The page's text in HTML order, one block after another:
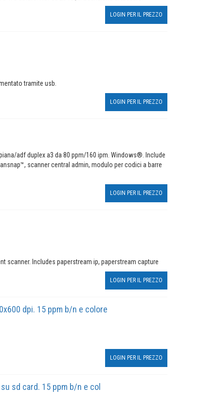
LOGIN PER IL PREZZO
tramite usb.
LOGIN PER IL PREZZO
adf duplex a3 da 80 ppm/160 ipm. Windows®. Include
scanner central admin, modulo per codici a barre
LOGIN PER IL PREZZO
scanner. Includes paperstream ip, paperstream capture
LOGIN PER IL PREZZO
dpi. 15 ppm b/n e colore
LOGIN PER IL PREZZO
sd card. 15 ppm b/n e col